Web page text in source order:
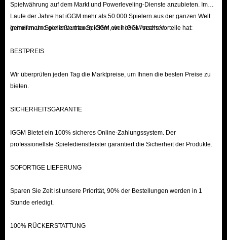
Spielwährung auf dem Markt und Powerleveling-Dienste anzubieten. Im
Laufe der Jahre hat iGGM mehr als 50.000 Spielern aus der ganzen Welt
geholfen und genießt unter Spielern ein hohes Ansehen.
Immer mehr Spieler vertrauen iGGM, weil iGGM sechs Vorteile hat:
BESTPREIS
Wir überprüfen jeden Tag die Marktpreise, um Ihnen die besten Preise zu
bieten.
SICHERHEITSGARANTIE
IGGM Bietet ein 100% sicheres Online-Zahlungssystem. Der
professionellste Spieledienstleister garantiert die Sicherheit der Produkte.
SOFORTIGE LIEFERUNG
Sparen Sie Zeit ist unsere Priorität, 90% der Bestellungen werden in 1
Stunde erledigt.
100% RÜCKERSTATTUNG